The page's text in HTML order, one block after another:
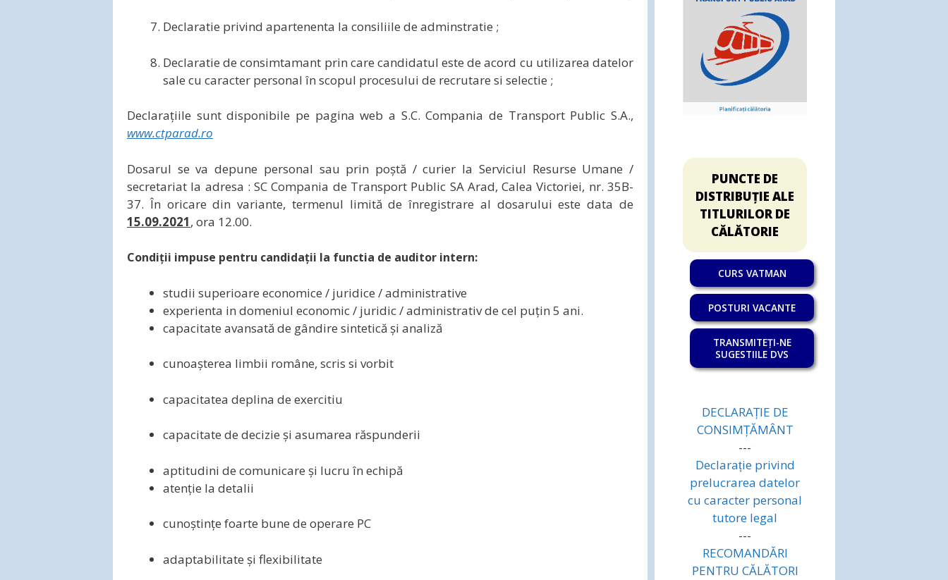
Declaratie privind apartenenta la consiliile de adminstratie ;
Declaratie de consimtamant prin care candidatul este de acord cu utilizarea datelor
sale cu caracter personal în scopul procesului de recrutare si selectie ;
Declarațiile sunt disponibile pe pagina web a S.C. Compania de Transport Public S.A.,
www.ctparad.ro
Dosarul se va depune personal sau prin poștă / curier la Serviciul Resurse Umane /
secretariat la adresa : SC Compania de Transport Public SA Arad, Calea Victoriei, nr. 35B-
37. În oricare din variante, termenul limită de înregistrare al dosarului este data de
15.09.2021, ora 12.00.
Condiții impuse pentru candidații la functia de auditor intern:
studii superioare economice / juridice / administrative
experienta in domeniul economic / juridic / administrativ de cel puțin 5 ani.
capacitate avansată de gândire sintetică și analiză
cunoașterea limbii române, scris si vorbit
capacitatea deplina de exercitiu
capacitate de decizie și asumarea răspunderii
aptitudini de comunicare și lucru în echipă
atenție la detalii
cunoștințe foarte bune de operare PC
adaptabilitate și flexibilitate
PUNCTE DE
DISTRIBUȚIE ALE
TITLURILOR DE
CĂLĂTORIE
CURS VATMAN
POSTURI VACANTE
TRANSMITEȚI-NE
SUGESTIILE DVS
DECLARAȚIE DE
CONSIMȚĂMÂNT
---
Declarație privind
prelucrarea datelor
cu caracter personal
tutore legal
---
RECOMANDĂRI
PENTRU CĂLĂTORI